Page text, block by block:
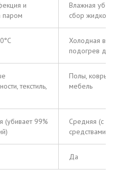
и
паром
Влажная
сбор жидкости
Холодная
подогрев до
текстиль,
Полы, ковры,
мебель
(убивает 99%
Средняя (с
средствами)
Да